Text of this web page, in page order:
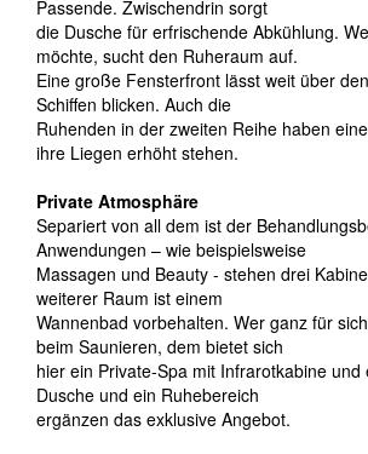
Passende. Zwischendrin sorgt
die Dusche für erfrischende Abkühlung.
möchte, sucht den Ruheraum auf.
Eine große Fensterfront lässt weit über
Schiffen blicken. Auch die
Ruhenden in der zweiten Reihe haben
ihre Liegen erhöht stehen.
Private Atmosphäre
Separiert von all dem ist der
Anwendungen – wie beispielsweise
Massagen und Beauty - stehen drei
weiterer Raum ist einem
Wannenbad vorbehalten. Wer ganz für
beim Saunieren, dem bietet sich
hier ein Private-Spa mit Infrarotkabine und
Dusche und ein Ruhebereich
ergänzen das exklusive Angebot.